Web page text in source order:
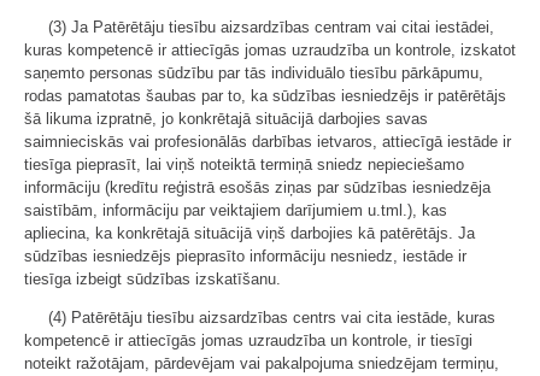
(3) Ja Patērētāju tiesību aizsardzības centram vai citai iestādei,
kuras kompetencē ir attiecīgās jomas uzraudzība un kontrole, izskatot
saņemto personas sūdzību par tās individuālo tiesību pārkāpumu,
rodas pamatotas šaubas par to, ka sūdzības iesniedzējs ir patērētājs
šā likuma izpratnē, jo konkrētajā situācijā darbojies savas
saimnieciskās vai profesionālās darbības ietvaros, attiecīgā iestāde ir
tiesīga pieprasīt, lai viņš noteiktā termiņā sniedz nepieciešamo
informāciju (kredītu reģistrā esošās ziņas par sūdzības iesniedzēja
saistībām, informāciju par veiktajiem darījumiem u.tml.), kas
apliecina, ka konkrētajā situācijā viņš darbojies kā patērētājs. Ja
sūdzības iesniedzējs pieprasīto informāciju nesniedz, iestāde ir
tiesīga izbeigt sūdzības izskatīšanu.
(4) Patērētāju tiesību aizsardzības centrs vai cita iestāde, kuras
kompetencē ir attiecīgās jomas uzraudzība un kontrole, ir tiesīgi
noteikt ražotājam, pārdevējam vai pakalpojuma sniedzējam termiņu,